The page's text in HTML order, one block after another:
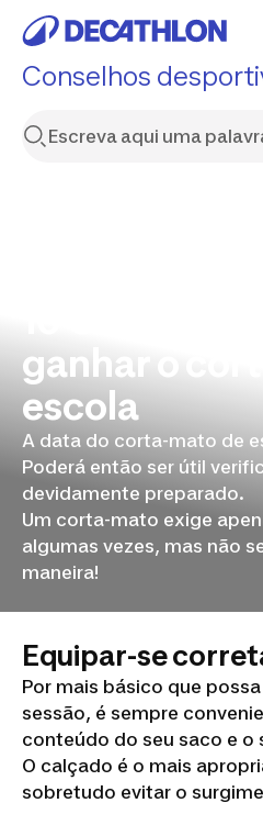
Conselhos
ganhar o
escola
A data do corta-mato de
Poderá então ser útil
devidamente preparado.
Um corta-mato exige
algumas vezes, mas não
maneira!
Equipar-se
Por mais básico que
sessão, é sempre
conteúdo do seu saco e o
O calçado é o mais
sobretudo evitar o